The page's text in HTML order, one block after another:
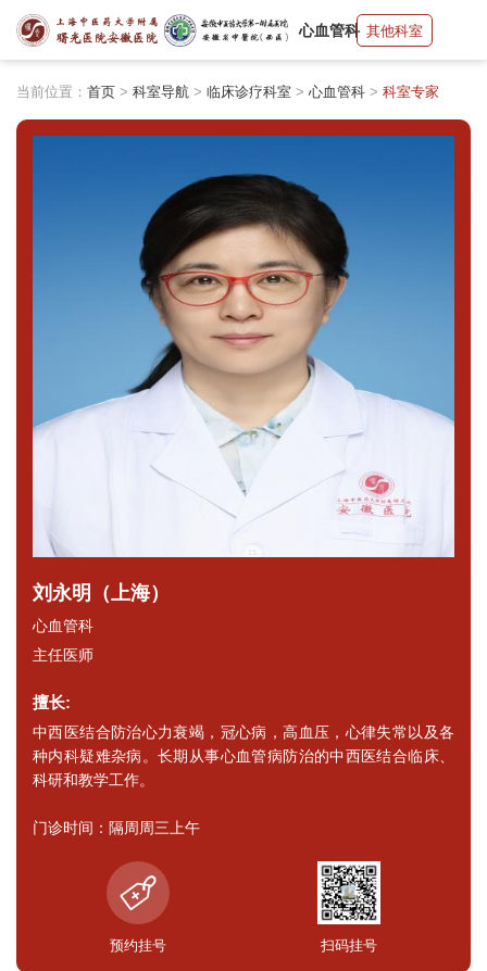
心血管科 其他科室
当前位置： 首页 > 科室导航 > 临床诊疗科室 > 心血管科 > 科室专家
刘永明（上海）
心血管科
主任医师
擅长:
中西医结合防治心力衰竭，冠心病，高血压，心律失常以及各
种内科疑难杂病。长期从事心血管病防治的中西医结合临床、
科研和教学工作。
门诊时间：隔周周三上午
预约挂号 扫码挂号